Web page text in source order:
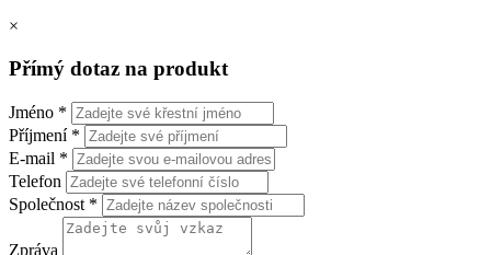
×
Přímý dotaz na produkt
Jméno *
Příjmení *
E-mail *
Telefon
Společnost *
Zpráva